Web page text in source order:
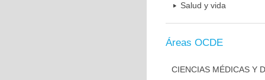
Salud y vida
Áreas OCDE
CIENCIAS MÉDICAS Y